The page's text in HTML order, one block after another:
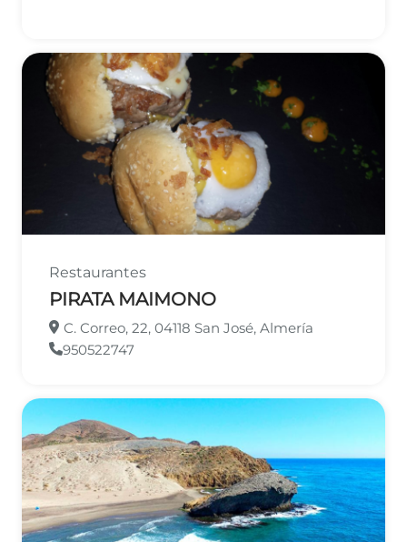
Restaurantes
PIRATA MAIMONO
C. Correo, 22, 04118 San José, Almería
950522747